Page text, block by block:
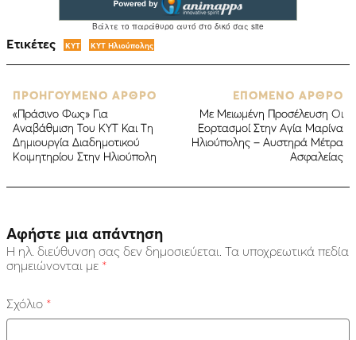
Ετικέτες ΚΥΤ ΚΥΤ Ηλιούπολης
ΠΡΟΗΓΟΥΜΕΝΟ ΑΡΘΡΟ
«Πράσινο Φως» Για
Αναβάθμιση Του ΚΥΤ Και Τη
Δημιουργία Διαδημοτικού
Κοιμητηρίου Στην Ηλιούπολη
ΕΠΟΜΕΝΟ ΑΡΘΡΟ
Mε Μειωμένη Προσέλευση Οι
Εορτασμοί Στην Αγία Μαρίνα
Ηλιούπολης – Αυστηρά Μέτρα
Ασφαλείας
Αφήστε μια απάντηση
Η ηλ. διεύθυνση σας δεν δημοσιεύεται. Τα υποχρεωτικά πεδία
σημειώνονται με *
Σχόλιο *